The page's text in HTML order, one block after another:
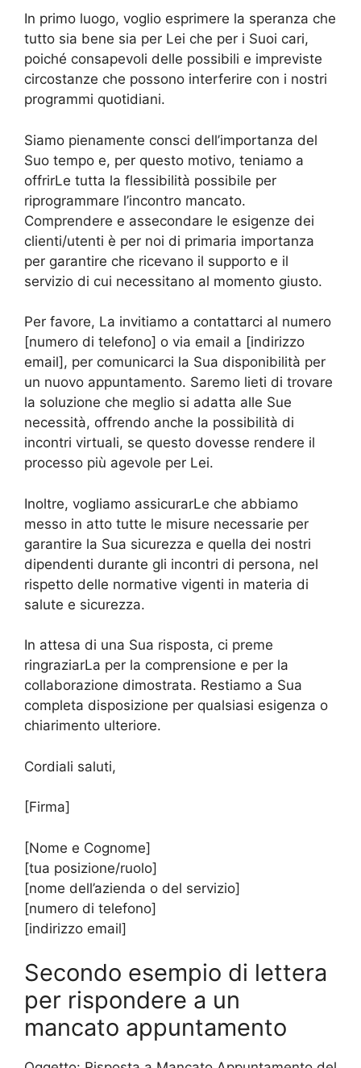
In primo luogo, voglio esprimere la speranza che
tutto sia bene sia per Lei che per i Suoi cari,
poiché consapevoli delle possibili e impreviste
circostanze che possono interferire con i nostri
programmi quotidiani.
Siamo pienamente consci dell’importanza del
Suo tempo e, per questo motivo, teniamo a
offrirLe tutta la flessibilità possibile per
riprogrammare l’incontro mancato.
Comprendere e assecondare le esigenze dei
clienti/utenti è per noi di primaria importanza
per garantire che ricevano il supporto e il
servizio di cui necessitano al momento giusto.
Per favore, La invitiamo a contattarci al numero
[numero di telefono] o via email a [indirizzo
email], per comunicarci la Sua disponibilità per
un nuovo appuntamento. Saremo lieti di trovare
la soluzione che meglio si adatta alle Sue
necessità, offrendo anche la possibilità di
incontri virtuali, se questo dovesse rendere il
processo più agevole per Lei.
Inoltre, vogliamo assicurarLe che abbiamo
messo in atto tutte le misure necessarie per
garantire la Sua sicurezza e quella dei nostri
dipendenti durante gli incontri di persona, nel
rispetto delle normative vigenti in materia di
salute e sicurezza.
In attesa di una Sua risposta, ci preme
ringraziarLa per la comprensione e per la
collaborazione dimostrata. Restiamo a Sua
completa disposizione per qualsiasi esigenza o
chiarimento ulteriore.
Cordiali saluti,
[Firma]
[Nome e Cognome]
[tua posizione/ruolo]
[nome dell’azienda o del servizio]
[numero di telefono]
[indirizzo email]
Secondo esempio di lettera
per rispondere a un
mancato appuntamento